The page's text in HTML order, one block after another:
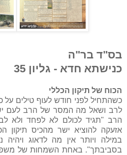
בס"ד בר"ה
כנישתא חדא - גליון 35
הכוח של תיקון הכללי
כשהתחיל לפני חודש לעוף טילים
לרב ושאל מה המסר של הרב לעם
הרב "תגיד לכולם לא לפחד ולא
אזעקה להוציא ישר מהכיס תיקון
במילה ויותר אין מה לדאוג
בסביבתך". באחת השמחות של